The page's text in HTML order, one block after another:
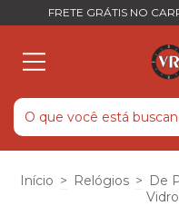
FRETE GRÁTIS NO
Início > Relógios > De
Vidro